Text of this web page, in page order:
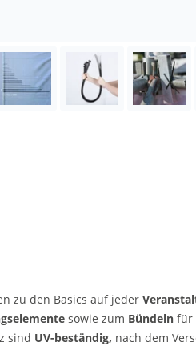
zu den Basics auf jeder
sowie zum Bündeln für
sind UV-beständig, nach dem